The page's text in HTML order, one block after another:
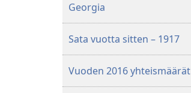
Georgia
Sata vuotta sitten – 1917
Vuoden 2016 yhteismäärät